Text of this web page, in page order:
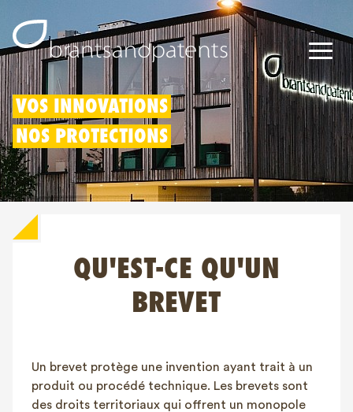
Brevets
Marques
Modèles
Droits IP
À propos de nous
FAQ
Contact
VOS INNOVATIONS
NOS PROTECTIONS
QU'EST-CE QU'UN
BREVET
Un brevet protège une invention ayant trait à un
produit ou procédé technique. Les brevets sont
des droits territoriaux qui offrent un monopole